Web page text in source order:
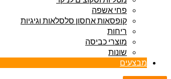
פחי אשפה
קופסאות אחסון סלסלאות וגיגיות
ריחות
מוצרי כביסה
שונות
מבצעים